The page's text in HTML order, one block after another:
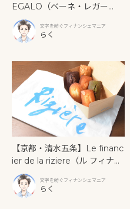
EGALO（ベーネ・レガー
ロ）」ティラミス専門店の濃
厚な再現度からキレのある苦
味まで、個性が際立つ3つのフ
文字を紡ぐフィナンシェマニア
らく
【京都・清水五条】Le financ
ier de la riziere（ル フィナン
シェ ドゥ ラ リジェール） 五
条大橋の傍らで出会う。焼き
たてバターが「じゅわじゅ
文字を紡ぐフィナンシェマニア
らく